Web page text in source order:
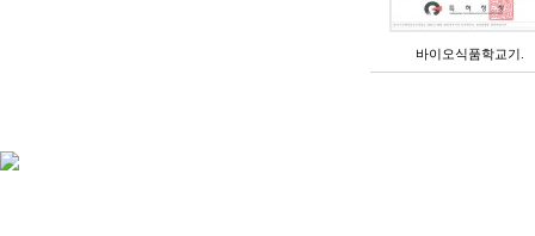
바이오식품학교기.